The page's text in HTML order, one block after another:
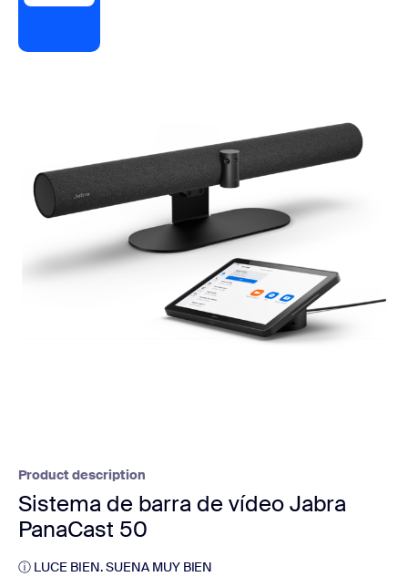
Product description
Sistema de barra de vídeo Jabra
PanaCast 50
ⓘ LUCE BIEN. SUENA MUY BIEN